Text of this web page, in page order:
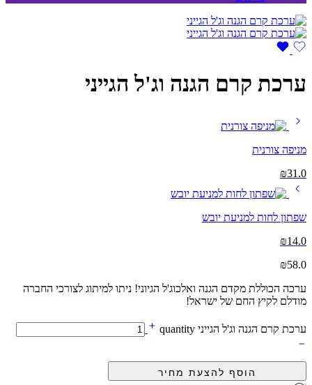
ערכת קרם הגנה וג'ל הגייני
מניפה צורנית
₪31.0
שפתון לחות למניעת יובש
₪14.0
₪58.0
ערכה הכוללת מקדם הגנה ואלכוג'ל הגיוני! ניתו למיתוג לצורכי החברה
מודלם לקיץ החם של ישראל!
ערכת קרם הגנה וג'ל הגייני quantity